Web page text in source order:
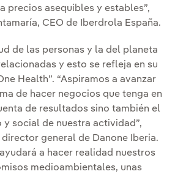
precios asequibles y estables”,
CEO de Iberdrola España.
de las personas y la del planeta
y esto se refleja en su
Health”. “Aspiramos a avanzar
de hacer negocios que tenga en
de resultados sino también el
social de nuestra actividad”,
general de Danone Iberia.
a hacer realidad nuestros
medioambientales, unas